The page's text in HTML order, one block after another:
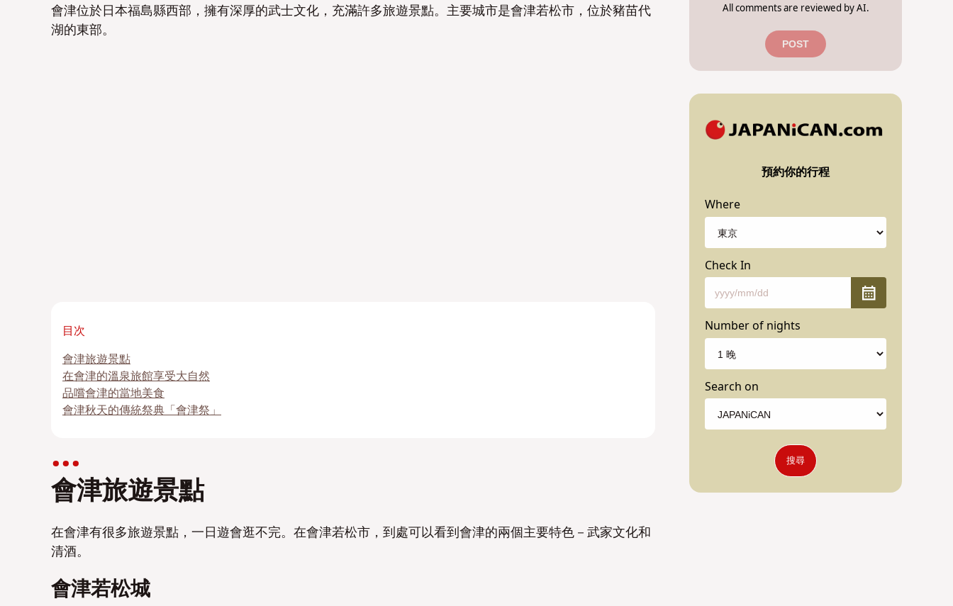
會津位於日本福島縣西部，擁有深厚的武士文化，充滿許多旅遊景點。主要城市是會津若松市，位於豬苗代
湖的東部。
目次
會津旅遊景點
在會津的溫泉旅館享受大自然
品嚐會津的當地美食
會津秋天的傳統祭典「會津祭」
會津旅遊景點
在會津有很多旅遊景點，一日遊會逛不完。在會津若松市，到處可以看到會津的兩個主要特色－武家文化和
清酒。
會津若松城
All comments are reviewed by AI.
POST
預約你的行程
Where
Check In
Number of nights
Search on
搜尋